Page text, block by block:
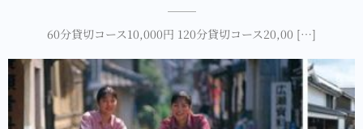
60分貸切コース10,000円 120分貸切コース20,00 […]